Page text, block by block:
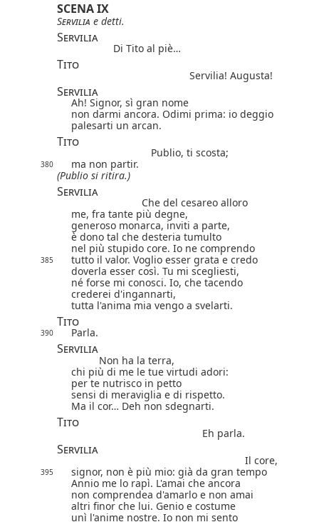
SCENA IX
Servilia e detti.
Servilia
Di Tito al piè…
Tito
Servilia! Augusta!
Servilia
Ah! Signor, sì gran nome
non darmi ancora. Odimi prima: io deggio
palesarti un arcan.
Tito
Publio, ti scosta;
380
ma non partir.
(Publio si ritira.)
Servilia
Che del cesareo alloro
me, fra tante più degne,
generoso monarca, inviti a parte,
è dono tal che desteria tumulto
nel più stupido core. Io ne comprendo
385
tutto il valor. Voglio esser grata e credo
doverla esser così. Tu mi scegliesti,
né forse mi conosci. Io, che tacendo
crederei d'ingannarti,
tutta l'anima mia vengo a svelarti.
Tito
390 Parla.
Servilia
Non ha la terra,
chi più di me le tue virtudi adori:
per te nutrisco in petto
sensi di meraviglia e di rispetto.
Ma il cor… Deh non sdegnarti.
Tito
Eh parla.
Servilia
Il core,
395
signor, non è più mio: già da gran tempo
Annio me lo rapì. L'amai che ancora
non comprendea d'amarlo e non amai
altri finor che lui. Genio e costume
unì l'anime nostre. Io non mi sento